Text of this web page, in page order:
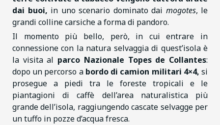
dai buoi, in uno scenario dominato dai mogotes, le
grandi colline carsiche a forma di pandoro.
Il momento più bello, però, in cui entrare in
connessione con la natura selvaggia di quest’isola è
la visita al parco Nazionale Topes de Collantes:
dopo un percorso a bordo di camion militari 4×4, si
prosegue a piedi tra le foreste tropicali e le
piantagioni di caffè dell’area naturalistica più
grande dell’isola, raggiungendo cascate selvagge per
un tuffo in pozze d’acqua fresca.